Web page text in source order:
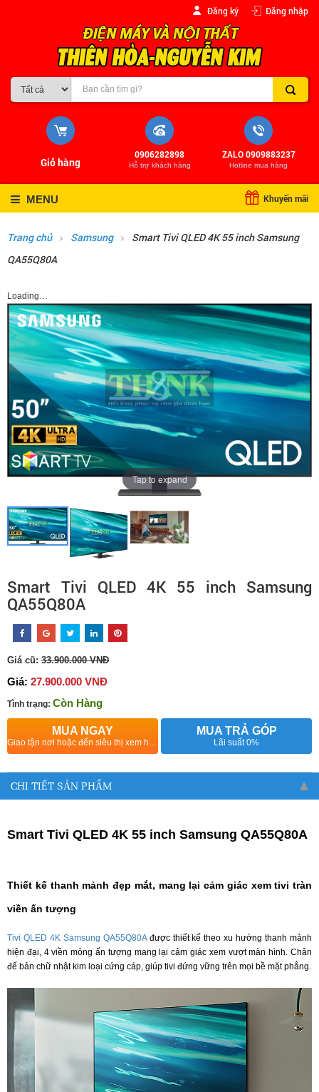
Đăng ký Đăng nhập
ZALO 0909883237
Hotline mua hàng
0906282898
Hỗ trợ khách hàng
Giỏ hàng
Khuyến mãi
MENU
Trang chủ Samsung
Smart Tivi QLED 4K 55 inch Samsung
QA55Q80A
Loading…
Tap to expand
Smart Tivi QLED 4K 55 inch Samsung
QA55Q80A
Giá cũ: 33.900.000 VNĐ
Giá: 27.900.000 VNĐ
Tình trạng: Còn Hàng
MUA NGAY MUA TRẢ GÓP
Lãi suất 0%
CHI TIẾT SẢN PHẨM
Smart Tivi QLED 4K 55 inch Samsung QA55Q80A
Thiết kế thanh mảnh đẹp mắt, mang lại cảm giác xem tivi tràn
viền ấn tượng
Tivi QLED 4K Samsung QA55Q80Ađược thiết kế theo xu hướng thanh mảnh
hiện đại, 4 viền mỏng ấn tượng mang lại cảm giác xem vượt màn hình. Chân
đế bản chữ nhật kim loại cứng cáp, giúp tivi đứng vững trên mọi bề mặt phẳng.